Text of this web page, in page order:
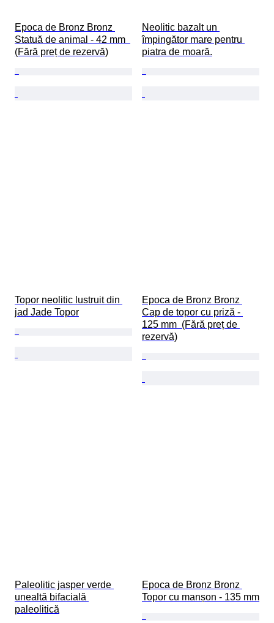
Epoca de Bronz Bronz
Statuă de animal - 42 mm
(Fără preț de rezervă)
Neolitic bazalt un
împingător mare pentru
piatra de moară.
Topor neolitic lustruit din
jad Jade Topor
Epoca de Bronz Bronz
Cap de topor cu priză -
125 mm  (Fără preț de
rezervă)
Paleolitic jasper verde
unealtă bifacială
paleolitică
Epoca de Bronz Bronz
Topor cu manșon - 135 mm